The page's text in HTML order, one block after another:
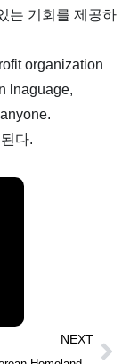
는 기회를 제공하
organization
lnaguage,
다.
NEXT